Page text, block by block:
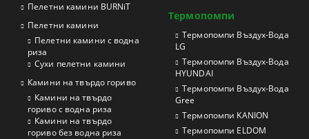
Пелетни камини BURNiT
Пелетни камини
Пелетни камини с водна
риза
Сухи пелетни камини
Камини на твърдо гориво
Камини на твърдо
гориво с водна риза
Камини на твърдо
гориво без водна риза
Термопомпи
Tермопомпи Въздух-Вода
LG
Термопомпи Въздух-Вода
HYUNDAI
Термопомпи Въздух-Вода
Gree
Термопомпи KANION
Термопомпи ELDOM